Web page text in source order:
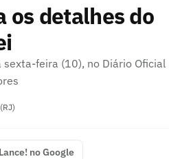
os detalhes do
sexta-feira (10), no Diário Oficial
no Google